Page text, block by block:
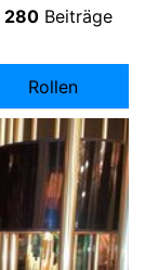
280 Beiträge
Rollen